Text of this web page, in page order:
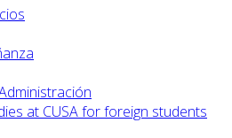
at CUSA for foreign students